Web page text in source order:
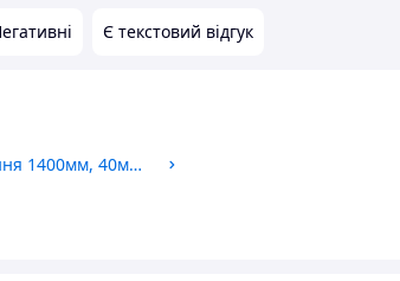
Є текстовий відгук
Плівка для мульчування 1400мм, 40мкм, 500м, УФ.стаб. на 24 міс. ЧОРНА